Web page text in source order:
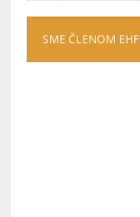
SME ČLENOM EHF